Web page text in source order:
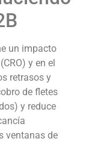
un impacto
y en el
retrasos y
de fletes
y reduce
ventanas de